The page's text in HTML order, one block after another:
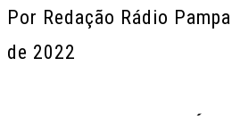
Por Redação Rádio Pampa
de 2022